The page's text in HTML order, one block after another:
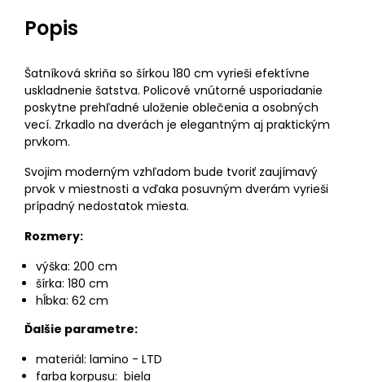
Popis
Šatníková skriňa so šírkou 180 cm vyrieši efektívne
uskladnenie šatstva. Policové vnútorné usporiadanie
poskytne prehľadné uloženie oblečenia a osobných
vecí. Zrkadlo na dverách je elegantným aj praktickým
prvkom.
Svojim moderným vzhľadom bude tvoriť zaujímavý
prvok v miestnosti a vďaka posuvným dverám vyrieši
prípadný nedostatok miesta.
Rozmery:
výška: 200 cm
šírka: 180 cm
hĺbka: 62 cm
Ďalšie parametre:
materiál: lamino - LTD
farba korpusu: biela